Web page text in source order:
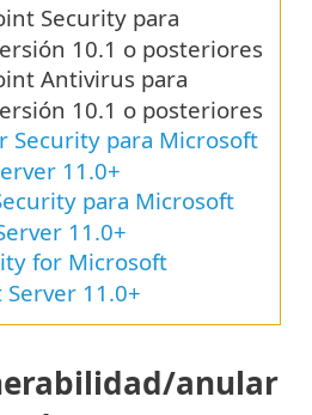
Security para
10.1 o posteriores
Antivirus para
10.1 o posteriores
Security para Microsoft
11.0+
para Microsoft
11.0+
for Microsoft
11.0+
anular